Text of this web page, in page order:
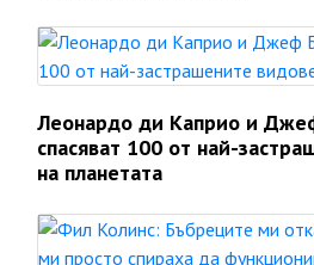
Леонардо ди Каприо и
спасяват 100 от най-
на планетата